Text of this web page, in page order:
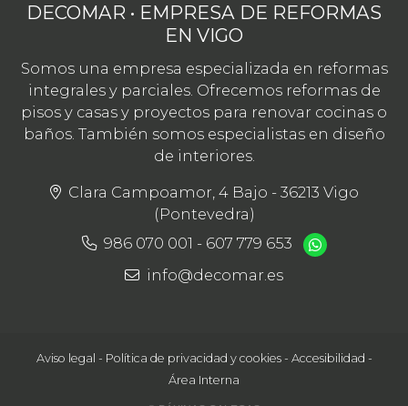
DECOMAR • EMPRESA DE REFORMAS
EN VIGO
Somos una empresa especializada en reformas
integrales y parciales. Ofrecemos reformas de
pisos y casas y proyectos para renovar cocinas o
baños. También somos especialistas en diseño
de interiores.
Clara Campoamor, 4 Bajo - 36213 Vigo
(Pontevedra)
986 070 001 - 607 779 653
info@decomar.es
Aviso legal - Política de privacidad y cookies- Accesibilidad -
Área Interna